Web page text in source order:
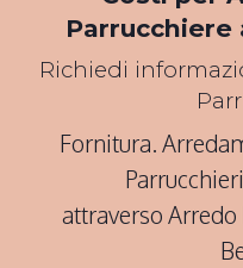
Parrucchiere
Richiedi
Fornitura.
attraverso Arredo